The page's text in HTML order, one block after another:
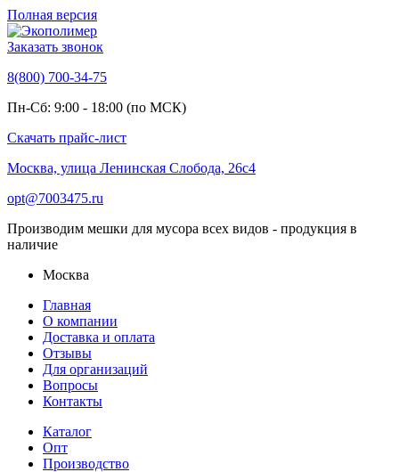
Полная версия
Заказать звонок
8(800) 700-34-75
Пн-Сб: 9:00 - 18:00 (по МСК)
Скачать прайс-лист
Москва, улица Ленинская Слобода, 26с4
opt@7003475.ru
Производим мешки для мусора всех видов - продукция в
наличие
Москва
Главная
О компании
Доставка и оплата
Отзывы
Для организаций
Вопросы
Контакты
Каталог
Опт
Производство